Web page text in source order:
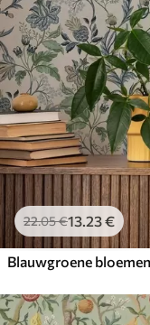
22.05€13.23€